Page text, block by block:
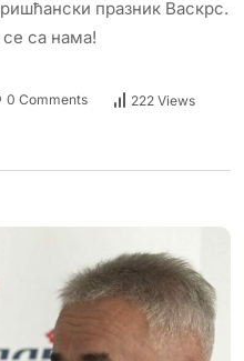
празник Васкрс.
се са нама!
0 Comments 222 Views